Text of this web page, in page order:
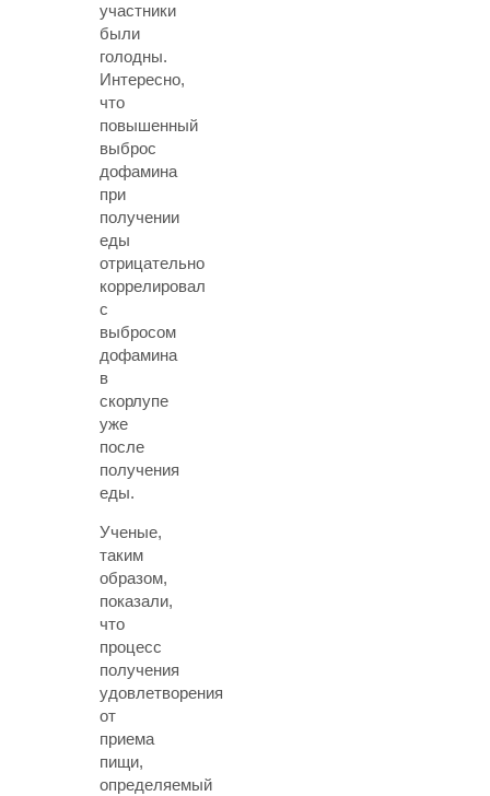
участники
были
голодны.
Интересно,
что
повышенный
выброс
дофамина
при
получении
еды
отрицательно
коррелировал
с
выбросом
дофамина
в
скорлупе
уже
после
получения
еды.
Ученые,
таким
образом,
показали,
что
процесс
получения
удовлетворения
от
приема
пищи,
определяемый